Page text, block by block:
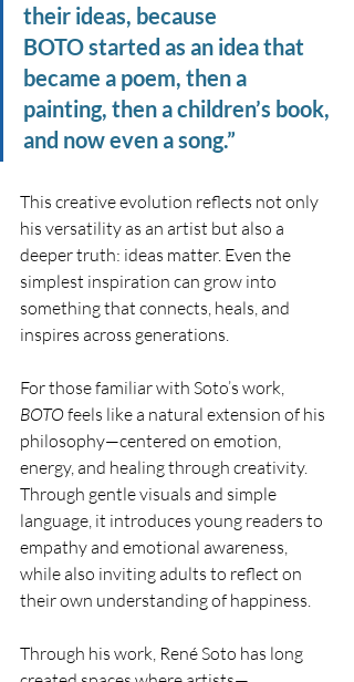
their ideas, because
BOTO started as an idea that
became a poem, then a
painting, then a children’s book,
and now even a song.”
This creative evolution reflects not only
his versatility as an artist but also a
deeper truth: ideas matter. Even the
simplest inspiration can grow into
something that connects, heals, and
inspires across generations.
For those familiar with Soto’s work,
BOTO feels like a natural extension of his
philosophy—centered on emotion,
energy, and healing through creativity.
Through gentle visuals and simple
language, it introduces young readers to
empathy and emotional awareness,
while also inviting adults to reflect on
their own understanding of happiness.
Through his work, René Soto has long